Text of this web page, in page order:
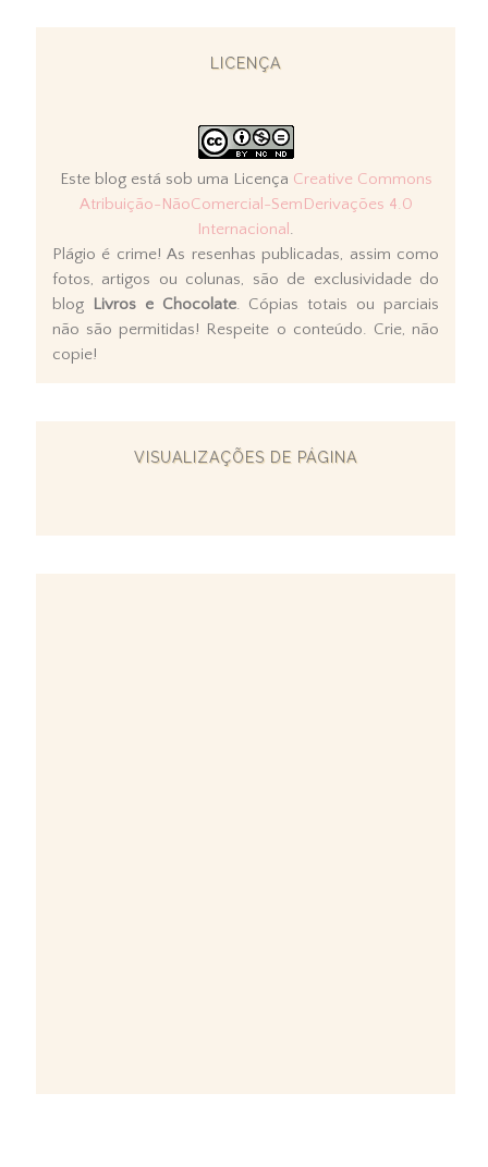
LICENÇA
Este blog está sob uma Licença Creative Commons
Atribuição-NãoComercial-SemDerivações 4.0
Internacional .
Plágio é crime! As resenhas publicadas, assim como
fotos, artigos ou colunas, são de exclusividade do
blog Livros e Chocolate. Cópias totais ou parciais
não são permitidas! Respeite o conteúdo. Crie, não
copie!
VISUALIZAÇÕES DE PÁGINA